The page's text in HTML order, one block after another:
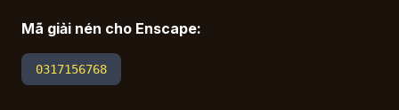
Mã giải nén cho Enscape:
0317156768